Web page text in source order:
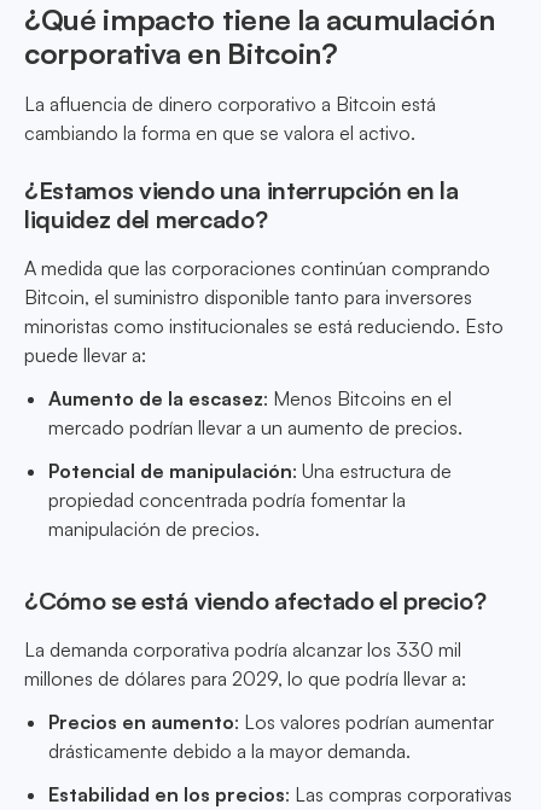
¿Qué impacto tiene la acumulación
corporativa en Bitcoin?
La afluencia de dinero corporativo a Bitcoin está
cambiando la forma en que se valora el activo.
¿Estamos viendo una interrupción en la
liquidez del mercado?
A medida que las corporaciones continúan comprando
Bitcoin, el suministro disponible tanto para inversores
minoristas como institucionales se está reduciendo. Esto
puede llevar a:
Aumento de la escasez: Menos Bitcoins en el
mercado podrían llevar a un aumento de precios.
Potencial de manipulación: Una estructura de
propiedad concentrada podría fomentar la
manipulación de precios.
¿Cómo se está viendo afectado el precio?
La demanda corporativa podría alcanzar los 330 mil
millones de dólares para 2029, lo que podría llevar a:
Precios en aumento: Los valores podrían aumentar
drásticamente debido a la mayor demanda.
Estabilidad en los precios: Las compras corporativas